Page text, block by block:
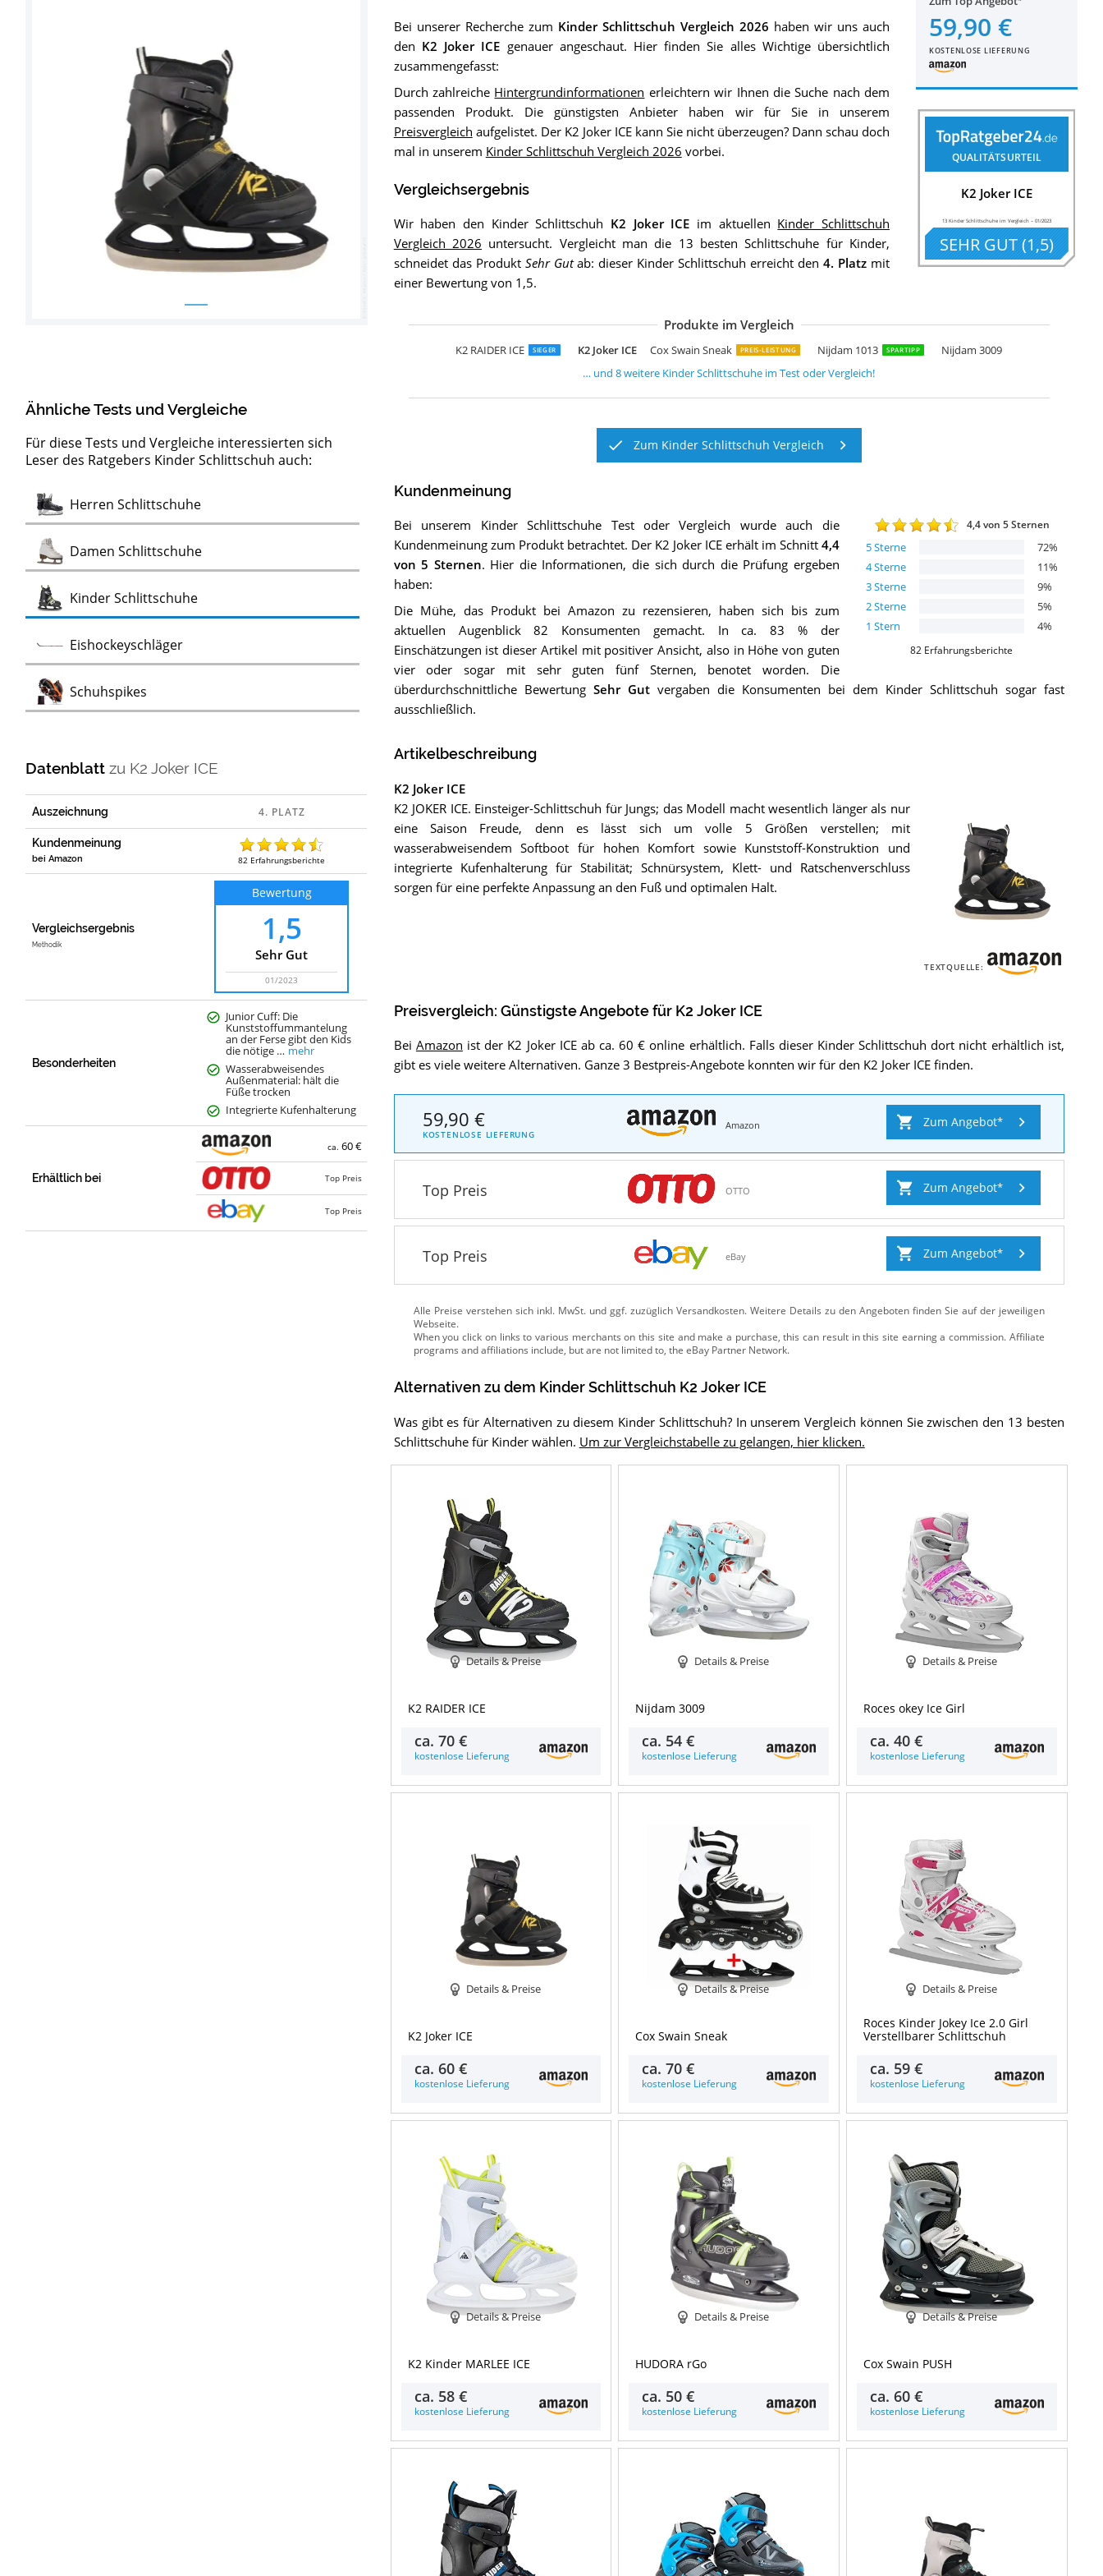
Ähnliche Tests und Vergleiche
Für diese Tests und Vergleiche interessierten sich
Leser des Ratgebers Kinder Schlittschuh auch:
Herren SchlittschuheTest
Damen SchlittschuheTest
Kinder SchlittschuheTest
EishockeyschlägerTest
Schuhspikes
Datenblattzu K2 Joker ICE
Auszeichnung
Kundenmeinung
bei Amazon 82 Erfahrungsberichte
Vergleichsergebnis
Methodik
Bewertung
1,5
Sehr Gut
01/2023
Besonderheiten
Junior Cuff: Die
Kunststoffummantelung
an der Ferse gibt den Kids
die nötige … mehr
Wasserabweisendes
Außenmaterial: hält die
Füße trocken
Integrierte Kufenhalterung
Erhältlich bei
ca.60 €
Top Preis
Top Preis
59,90 €
KOSTENLOSE LIEFERUNG
QUALITÄTSURTEIL
K2 Joker ICE
13 Kinder Schlittschuhe im Vergleich– 01/2023
SEHR GUT(1,5)
Bei unserer Recherche zum Kinder Schlittschuh Vergleich 2026 haben wir uns auch
den K2 Joker ICE genauer angeschaut. Hier finden Sie alles Wichtige übersichtlich
zusammengefasst:
Durch zahlreiche Hintergrundinformationen erleichtern wir Ihnen die Suche nach dem
passenden Produkt. Die günstigsten Anbieter haben wir für Sie in unserem
Preisvergleich aufgelistet. Der K2 Joker ICE kann Sie nicht überzeugen? Dann schau doch
mal in unserem Kinder Schlittschuh Vergleich 2026 vorbei.
Vergleichsergebnis
Wir haben den Kinder Schlittschuh K2 Joker ICE im aktuellen Kinder Schlittschuh
Vergleich 2026 untersucht. Vergleicht man die 13 besten Schlittschuhe für Kinder,
schneidet das Produkt Sehr Gutab: dieser Kinder Schlittschuh erreicht den4. Platz mit
einer Bewertung von 1,5.
Produkte im Vergleich
K2 RAIDER ICE SIEGER K2 Joker ICE Cox Swain Sneak PREIS-LEISTUNG Nijdam 1013 SPARTIPP Nijdam 3009
Roces okey Ice Girl
Roces Kinder Jokey Ice 2.0 Girl Verstellbarer Schlittschuh
K2 Kinder MARLEE ICE
HUDORA rGo
Cox Swain PUSH
K2 Skate Raider Ice
K2 Juno Ice
Ultrasport Kinderschlittschuhe
… und8weitere Kinder Schlittschuhe im Test oder Vergleich!
Zum Kinder Schlittschuh Vergleich
Kundenmeinung
4,4von 5 Sternen
5Sterne 72%
4Sterne 11%
3Sterne 9%
2Sterne 5%
1 Stern 4%
82 Erfahrungsberichte
Bei unserem Kinder Schlittschuhe Test oder Vergleich wurde auch die
Kundenmeinung zum Produkt betrachtet. Der K2 Joker ICEerhält im Schnitt 4,4
von 5 Sternen. Hier die Informationen, die sich durch die Prüfung ergeben
haben:
Die Mühe, das Produkt bei Amazon zu rezensieren, haben sich bis zum
aktuellen Augenblick 82 Konsumenten gemacht. In ca. 83 % der
Einschätzungen ist dieser Artikel mit positiver Ansicht, also in Höhe von guten
vier oder sogar mit sehr guten fünf Sternen, benotet worden. Die
überdurchschnittliche Bewertung Sehr Gutvergaben die Konsumenten bei dem Kinder Schlittschuh sogar fast
ausschließlich.
Artikelbeschreibung
K2 Joker ICE
K2
K2 JOKER ICE. Einsteiger-Schlittschuh für Jungs; das Modell macht wesentlich länger als nur
eine Saison Freude, denn es lässt sich um volle 5 Größen verstellen; mit
wasserabweisendem Softboot für hohen Komfort sowie Kunststoff-Konstruktion und
integrierte Kufenhalterung für Stabilität; Schnürsystem, Klett- und Ratschenverschluss
sorgen für eine perfekte Anpassung an den Fuß und optimalen Halt.
TEXTQUELLE:
Preisvergleich: Günstigste Angebote für K2 Joker ICE
Bei Amazon ist der K2 Joker ICE ab ca. 60 € online erhältlich. Falls dieser Kinder Schlittschuh dort nicht erhältlich ist,
gibt es viele weitere Alternativen. Ganze 3 Bestpreis-Angebote konnten wir für den K2 Joker ICE finden.
59,90 €
KOSTENLOSE LIEFERUNG
Amazon Zum Angebot
Top Preis OTTO Zum Angebot
Top Preis eBay Zum Angebot
Alle Preise verstehen sich inkl. MwSt. und ggf. zuzüglich Versandkosten. Weitere Details zu den Angebotenfinden Sie auf der jeweiligen
Webseite.
Alternativen zu dem Kinder Schlittschuh K2 Joker ICE
Was gibt es für Alternativen zu diesem Kinder Schlittschuh? In unserem Vergleich können Sie zwischen den 13 besten
Schlittschuhe für Kinder wählen. Um zur Vergleichstabelle zu gelangen, hier klicken.
Details & Preise
K2 RAIDER ICE
ca. 70 €
kostenlose Lieferung
Details & Preise
Nijdam 3009
ca. 54 €
kostenlose Lieferung
Details & Preise
Roces okey Ice Girl
ca.40 €
kostenlose Lieferung
Details & Preise
K2 Joker ICE
ca. 60 €
kostenlose Lieferung
Details & Preise
Cox Swain Sneak
ca.70 €
kostenlose Lieferung
Details & Preise
Roces Kinder Jokey Ice 2.0 Girl
Verstellbarer Schlittschuh
ca. 59 €
kostenlose Lieferung
Details & Preise
K2 Kinder MARLEE ICE
ca. 58 €
kostenlose Lieferung
Details & Preise
HUDORA rGo
ca. 50 €
kostenlose Lieferung
Details & Preise
Cox Swain PUSH
ca.60 €
kostenlose Lieferung